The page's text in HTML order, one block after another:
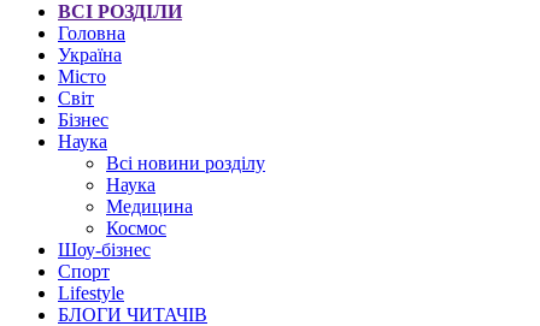
ВСІ РОЗДІЛИ
Головна
Україна
Місто
Світ
Бізнес
Наука
Всі новини розділу
Наука
Медицина
Космос
Шоу-бізнес
Спорт
Lifestyle
БЛОГИ ЧИТАЧІВ